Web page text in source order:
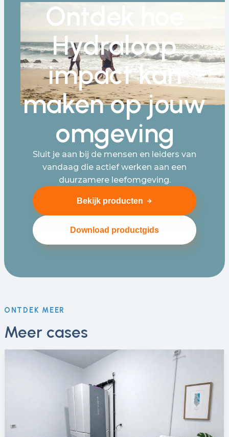
Ontdek hoe
Hydraloop
impact kan
maken op jouw
omgeving
Sluit je aan bij de mensen en leiders van
vandaag die actief werken aan een
duurzamere leefomgeving.
Bekijk producten
Download productgids
ONTDEK MEER
Meer cases